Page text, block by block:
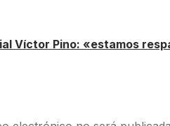
Víctor Pino: «estamos